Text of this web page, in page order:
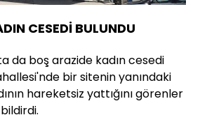
CESEDİ BULUNDU
da boş arazide kadın cesedi
bir sitenin yanındaki
hareketsiz yattığını görenler